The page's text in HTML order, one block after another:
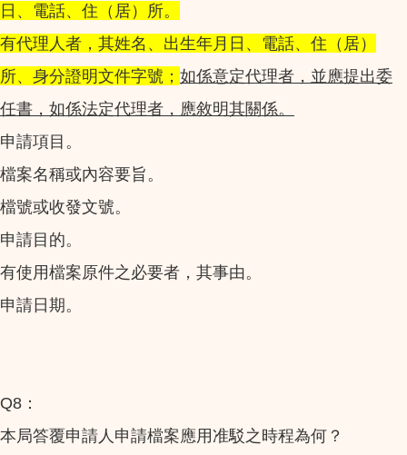
日、電話、住（居）所。
有代理人者，其姓名、出生年月日、電話、住（居）
所、身分證明文件字號； 如係意定代理者，並應提出委
任書，如係法定代理者，應敘明其關係。
申請項目。
檔案名稱或內容要旨。
檔號或收發文號。
申請目的。
有使用檔案原件之必要者，其事由。
申請日期。
Q8：
本局答覆申請人申請檔案應用准駁之時程為何？